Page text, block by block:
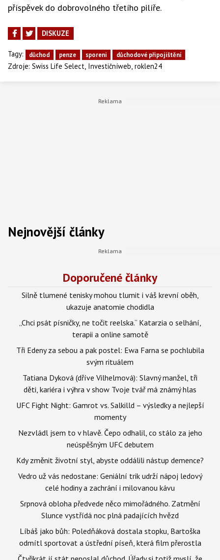
příspěvek do dobrovolného třetího pilíře.
DISKUZE
Tagy: důchod penze sporeni důchodové připojištění
Zdroje: Swiss Life Select Investičníweb roklen24
Nejnovější články
Doporučené články
Silně tlumené tenisky mohou tlumit i váš krevní oběh,
ukazuje anatomie chodidla
„Chci psát písničky, ne točit reelska.“ Katarzia o selhání,
terapii a online samotě
Tři Edeny za sebou a pak postel: Ewa Farna se pochlubila
svým rituálem
Tatiana Dyková (dříve Vilhelmová): Slavný manžel, tři
děti, kariéra i výhra v show Tvoje tvář má známý hlas
UFC Fight Night: Gamrot vs. Salkilld – výsledky a nejlepší
momenty
Nezvládl jsem to v hlavě. Čepo odhalil, co stálo za jeho
neúspěšným UFC debutem
Kdy změnit životní styl, abyste oddálili nástup demence?
Vedro už vás nedostane: Geniální trik udrží nápoj ledový
celé hodiny a zachrání i milovanou kávu
Srpnová obloha předvede něco mimořádného. Zatmění
Slunce vystřídá noc plná padajících hvězd
Líbáš jako bůh: Poledňáková dostala stopku, Bartoška
odmítl sportovat a ústřední píseň, která film přerostla